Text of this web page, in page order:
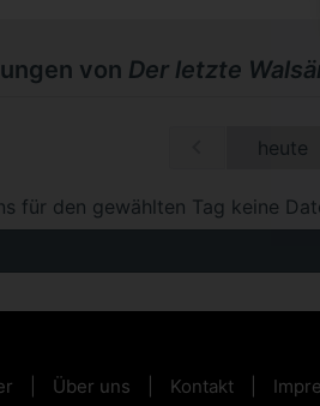
von Der letzte
heute
für den gewählten Tag keine
Über uns Kontakt